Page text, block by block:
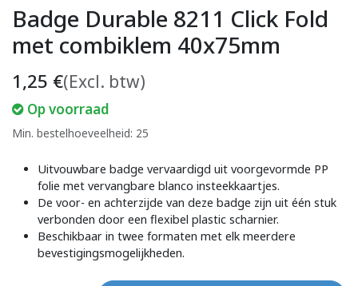
Badge Durable 8211 Click Fold
met combiklem 40x75mm
1,25 €(Excl. btw)
Op voorraad
Min. bestelhoeveelheid: 25
Uitvouwbare badge vervaardigd uit voorgevormde PP
folie met vervangbare blanco insteekkaartjes.
De voor- en achterzijde van deze badge zijn uit één stuk
verbonden door een flexibel plastic scharnier.
Beschikbaar in twee formaten met elk meerdere
bevestigingsmogelijkheden.